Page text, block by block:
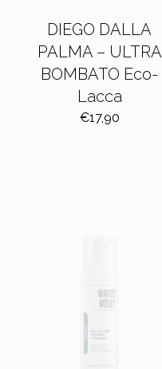
DIEGO DALLA
PALMA – ULTRA
BOMBATO Eco-
Lacca
€17,90